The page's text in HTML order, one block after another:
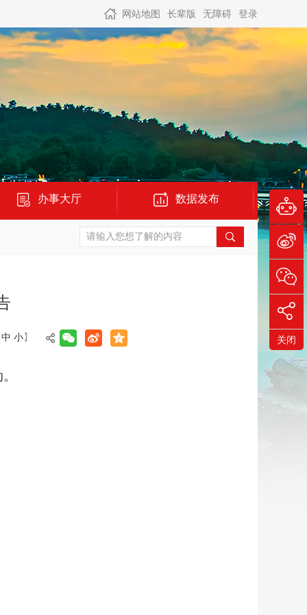
网站地图 长辈版 无障碍 登录
办事大厅 数据发布
中 小】 关闭